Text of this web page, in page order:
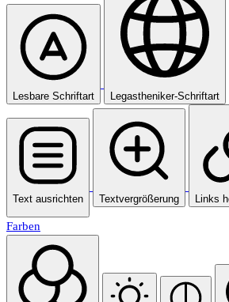
Lesbare Schriftart Legastheniker-Schriftart
Text ausrichten Textvergrößerung Links
Farben